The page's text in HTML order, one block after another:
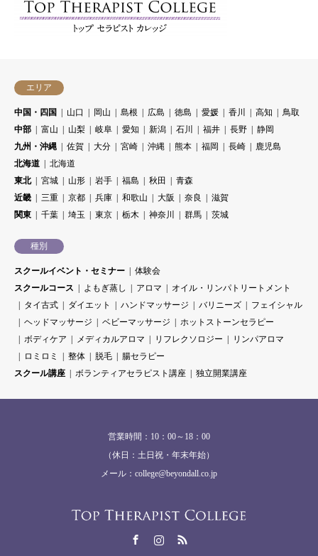
エリア
中国・四国 山口 岡山 島根 広島 徳島 愛媛 香川 高知
鳥取
中部
富山 山梨 岐阜 愛知 新潟 石川 福井 長野
静岡
九州・沖縄
佐賀 大分 宮崎 沖縄 熊本 福岡 長崎
鹿児島
北海道
北海道
東北
宮城 山形 岩手 福島 秋田
青森
近畿
三重 京都 兵庫 和歌山 大阪 奈良
滋賀
関東
千葉 埼玉 東京 栃木 神奈川 群馬 茨城
種別
スクールイベント・セミナー
体験会
スクールコース
よもぎ蒸し アロマ
オイル・リンパトリートメント
タイ古式
ダイエット ハンドマッサージ バリニーズ
フェイシャル
ヘッドマッサージ
ベビーマッサージ
ホットストーンセラピー
ボディケア
メディカルアロマ リフレクソロジー
リンパアロマ
ロミロミ
整体 脱毛
腸セラピー
スクール講座
ボランティアセラピスト講座 独立開業講座
営業時間：10：00～18：00
（休日：土日祝・年末年始）
メール：college@beyondall.co.jp